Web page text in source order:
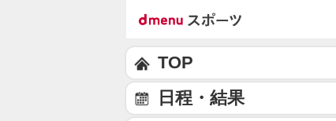
TOP
日程・結果